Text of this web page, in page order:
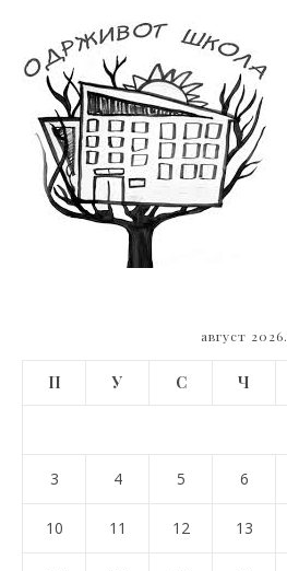
август 2026.
П У С Ч
3 4 5 6
10 11 12 13